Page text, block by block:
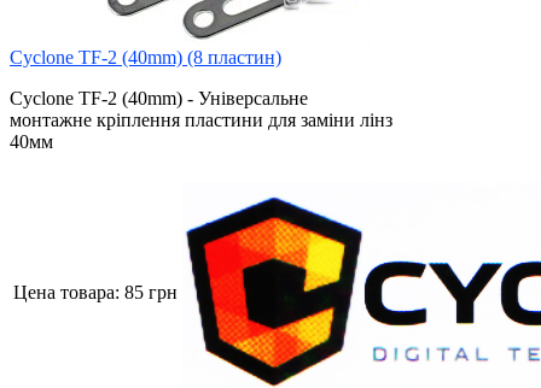
Cyclone TF-2 (40mm) (8 пластин)
Cyclone TF-2 (40mm) - Універсальне
монтажне кріплення пластини для заміни лінз
40мм
Цена товара: 85 грн